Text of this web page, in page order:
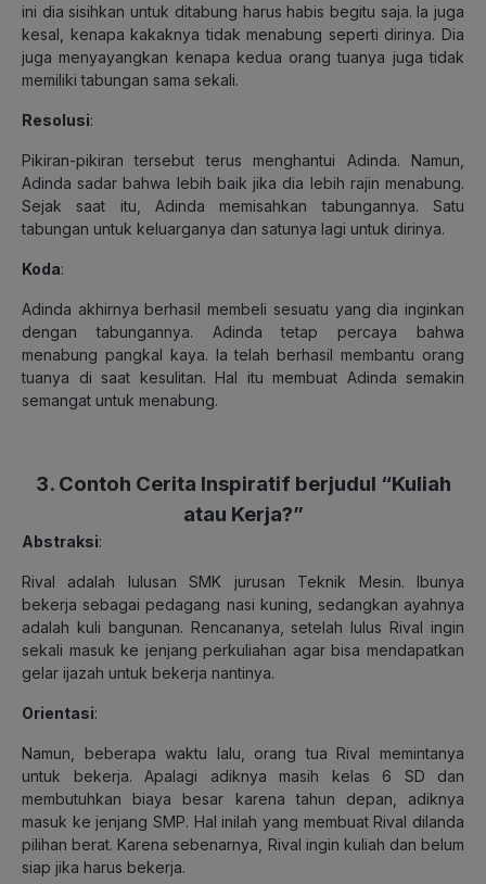
ini dia sisihkan untuk ditabung harus habis begitu saja. Ia juga
kesal, kenapa kakaknya tidak menabung seperti dirinya. Dia
juga menyayangkan kenapa kedua orang tuanya juga tidak
memiliki tabungan sama sekali.
Resolusi:
Pikiran-pikiran tersebut terus menghantui Adinda. Namun,
Adinda sadar bahwa lebih baik jika dia lebih rajin menabung.
Sejak saat itu, Adinda memisahkan tabungannya. Satu
tabungan untuk keluarganya dan satunya lagi untuk dirinya.
Koda:
Adinda akhirnya berhasil membeli sesuatu yang dia inginkan
dengan tabungannya. Adinda tetap percaya bahwa
menabung pangkal kaya. Ia telah berhasil membantu orang
tuanya di saat kesulitan. Hal itu membuat Adinda semakin
semangat untuk menabung.
3. Contoh Cerita Inspiratif berjudul “Kuliah
atau Kerja?”
Abstraksi:
Rival adalah lulusan SMK jurusan Teknik Mesin. Ibunya
bekerja sebagai pedagang nasi kuning, sedangkan ayahnya
adalah kuli bangunan. Rencananya, setelah lulus Rival ingin
sekali masuk ke jenjang perkuliahan agar bisa mendapatkan
gelar ijazah untuk bekerja nantinya.
Orientasi:
Namun, beberapa waktu lalu, orang tua Rival memintanya
untuk bekerja. Apalagi adiknya masih kelas 6 SD dan
membutuhkan biaya besar karena tahun depan, adiknya
masuk ke jenjang SMP. Hal inilah yang membuat Rival dilanda
pilihan berat. Karena sebenarnya, Rival ingin kuliah dan belum
siap jika harus bekerja.